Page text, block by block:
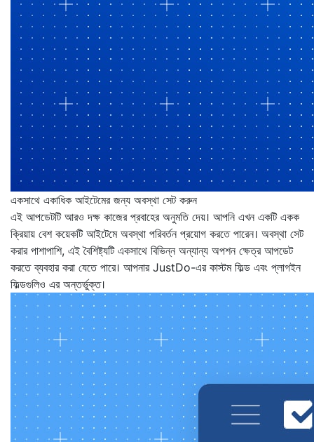
একসাথে একাধিক আইটেমের জন্য অবস্থা সেট করুন
এই আপডেটটি আরও দক্ষ কাজের প্রবাহের অনুমতি দেয়। আপনি এখন একটি একক
ক্রিয়ায় বেশ কয়েকটি আইটেমে অবস্থা পরিবর্তন প্রয়োগ করতে পারেন। অবস্থা সেট
করার পাশাপাশি, এই বৈশিষ্ট্যটি একসাথে বিভিন্ন অন্যান্য অপশন ক্ষেত্র আপডেট
করতে ব্যবহার করা যেতে পারে। আপনার JustDo-এর কাস্টম ফিল্ড এবং প্লাগইন
ফিল্ডগুলিও এর অন্তর্ভুক্ত।